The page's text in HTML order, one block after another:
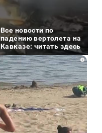
Все новости по
падению вертолета на
Кавказе: читать здесь
i